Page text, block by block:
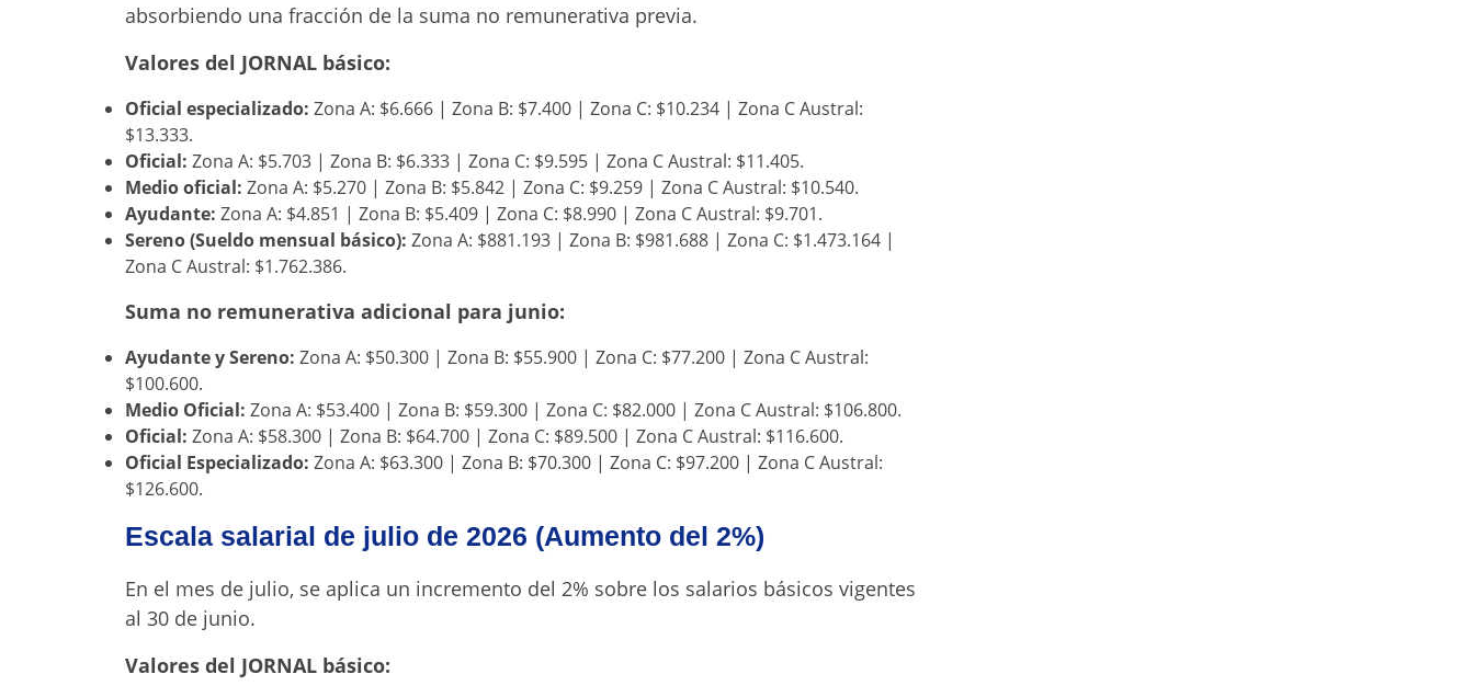
absorbiendo una fracción de la suma no remunerativa previa.
Valores del JORNAL básico:
Oficial especializado: Zona A: $6.666 | Zona B: $7.400 | Zona C: $10.234 | Zona C Austral:
$13.333.
Oficial: Zona A: $5.703 | Zona B: $6.333 | Zona C: $9.595 | Zona C Austral: $11.405.
Medio oficial: Zona A: $5.270 | Zona B: $5.842 | Zona C: $9.259 | Zona C Austral: $10.540.
Ayudante: Zona A: $4.851 | Zona B: $5.409 | Zona C: $8.990 | Zona C Austral: $9.701.
Sereno (Sueldo mensual básico): Zona A: $881.193 | Zona B: $981.688 | Zona C: $1.473.164 |
Zona C Austral: $1.762.386.
Suma no remunerativa adicional para junio:
Ayudante y Sereno: Zona A: $50.300 | Zona B: $55.900 | Zona C: $77.200 | Zona C Austral:
$100.600.
Medio Oficial: Zona A: $53.400 | Zona B: $59.300 | Zona C: $82.000 | Zona C Austral: $106.800.
Oficial: Zona A: $58.300 | Zona B: $64.700 | Zona C: $89.500 | Zona C Austral: $116.600.
Oficial Especializado: Zona A: $63.300 | Zona B: $70.300 | Zona C: $97.200 | Zona C Austral:
$126.600.
Escala salarial de julio de 2026 (Aumento del 2%)
En el mes de julio, se aplica un incremento del 2% sobre los salarios básicos vigentes
al 30 de junio.
Valores del JORNAL básico: